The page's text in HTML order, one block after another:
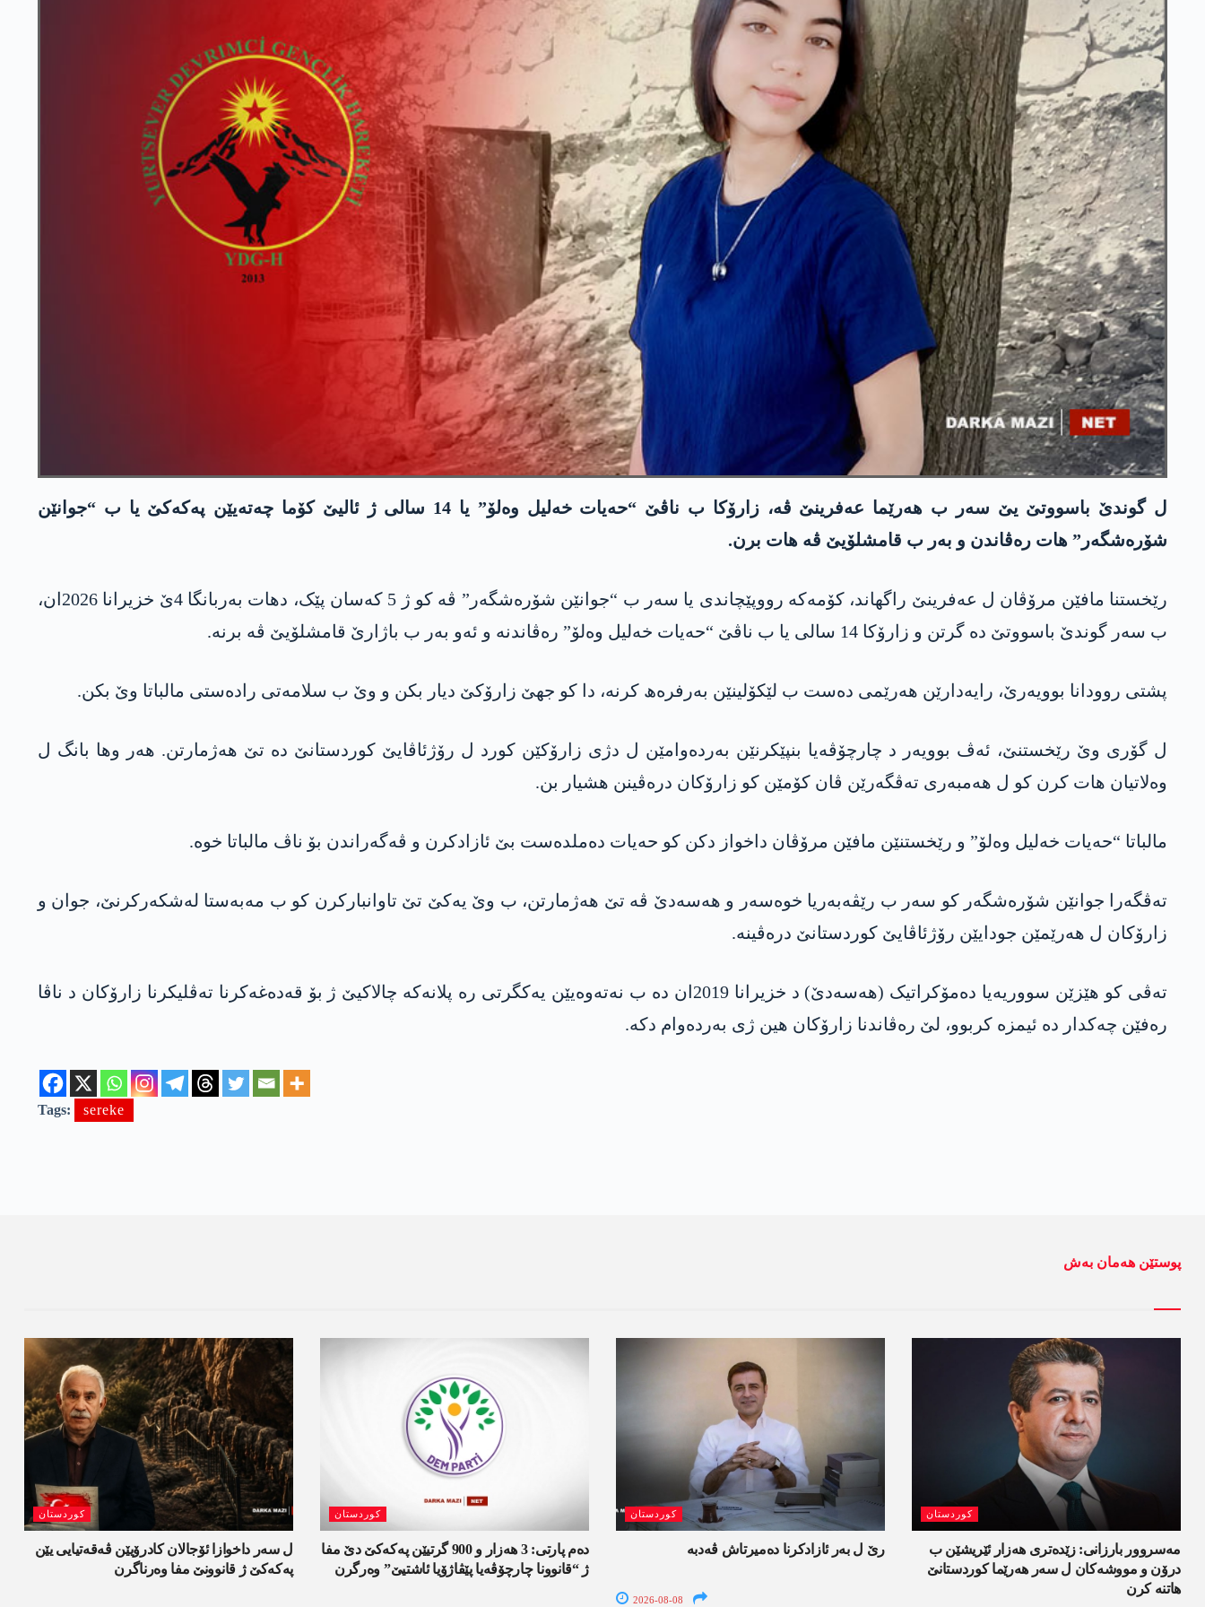
ل گوندێ باسووتێ یێ سەر ب ھەرێما عه‌فرینێ ڤە، زارۆکا ب ناڤێ “حەیات خەلیل وەلۆ” یا 14 سالی ژ ئالیێ كۆما چه‌ته‌یێن په‌كه‌كێ یا ب “جوانێن
شۆرەشگەر” ھات رەڤاندن و بەر ب قامشلۆیێ ڤە ھات برن.
رێخستنا مافێن مرۆڤان ل عه‌فرینێ راگھاند، کۆمەکە رووپێچاندی یا سەر ب “جوانێن شۆرەشگەر” ڤە کو ژ 5 کەسان پێک، دھات بەربانگا 4ێ خزیرانا 2026ان،
ب سەر گوندێ باسووتێ دە گرتن و زارۆکا 14 سالی یا ب ناڤێ “حه‌یات خەلیل وەلۆ” رەڤاندنە و ئەو بەر ب باژارێ قامشلۆیێ ڤە برنە.
پشتی روودانا بوویەرێ، رایەدارێن ھەرێمی دەست ب لێکۆلینێن بەرفرەھ کرنە، دا کو جھێ زارۆکێ دیار بکن و وێ ب سلامەتی رادەستی مالباتا وێ بکن.
ل گۆری وێ رێخستنێ، ئەڤ بوویەر د چارچۆڤەیا بنپێکرنێن بەردەوامێن ل دژی زارۆکێن کورد ل رۆژئاڤایێ کوردستانێ دە تێ ھەژمارتن. ھەر وھا بانگ ل
وەلاتیان ھات کرن کو ل ھەمبەری تەڤگەرێن ڤان کۆمێن کو زارۆکان درەڤینن ھشیار بن.
مالباتا “حەیات خەلیل وەلۆ” و رێخستنێن مافێن مرۆڤان داخواز دکن کو حەیات دەملدەست بێ ئازادکرن و ڤەگەراندن بۆ ناڤ مالباتا خوە.
تەڤگەرا جوانێن شۆرەشگەر کو سەر ب رێڤەبەریا خوەسەر و هه‌سه‌دێ ڤە تێ ھەژمارتن، ب وێ یەکێ تێ تاوانبارکرن کو ب مەبەستا لەشکەرکرنێ، جوان و
زارۆکان ل ھەرێمێن جودایێن رۆژئاڤایێ کوردستانێ درەڤینە.
تەڤی کو ھێزێن سووریەیا دەمۆکراتیک (هه‌سه‌دێ) د خزیرانا 2019ان دە ب نەتەوەیێن یەکگرتی رە پلانەکە چالاکیێ ژ بۆ قەدەغەکرنا تەڤلیکرنا زارۆکان د ناڤا
رەفێن چەکدار دە ئیمزە کربوو، لێ رەڤاندنا زارۆکان ھین ژی بەردەوام دکە.
Tags: sereke
پوستێن ھەمان بەش
کوردستان
ل سەر داخوازا ئۆجالان کادرۆیێن ڤەقەتیایی یێن
پەکەکێ ژ قانوونێ مفا وەرناگرن
کوردستان
دەم پارتی: 3 ھەزار و 900 گرتیێن پەکەکێ دێ مفا
ژ “قانوونا چارچۆڤەیا پێڤاژۆیا ئاشتیێ” وەرگرن
کوردستان
رێ ل بەر ئازادکرنا دەمیرتاش ڤەدبە
2026-08-08
کوردستان
مەسروور بارزانی: زێدەتری ھەزار ئێریشێن ب
درۆن و مووشەکان ل سەر ھەرێما کوردستانێ
ھاتنە کرن